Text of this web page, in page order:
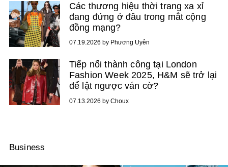
Các thương hiệu thời trang xa xỉ
đang đứng ở đâu trong mắt cộng
đồng mạng?
07.19.2026 by Phương Uyên
Tiếp nối thành công tại London
Fashion Week 2025, H&M sẽ trở lại
để lật ngược ván cờ?
07.13.2026 by Choux
Business